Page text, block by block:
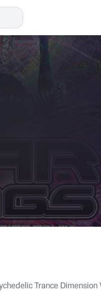
Trance Dimension